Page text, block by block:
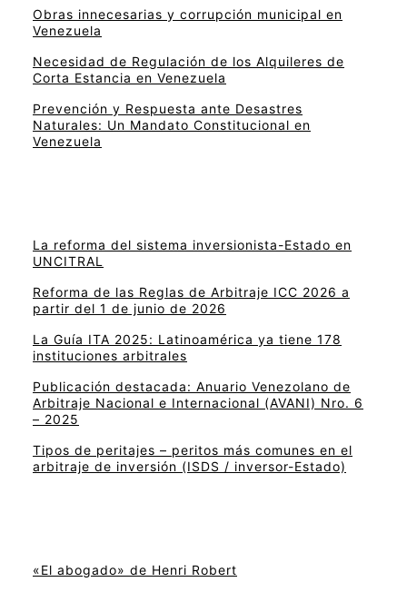
Obras innecesarias y corrupción municipal en
Venezuela
Necesidad de Regulación de los Alquileres de
Corta Estancia en Venezuela
Prevención y Respuesta ante Desastres
Naturales: Un Mandato Constitucional en
Venezuela
La reforma del sistema inversionista-Estado en
UNCITRAL
Reforma de las Reglas de Arbitraje ICC 2026 a
partir del 1 de junio de 2026
La Guía ITA 2025: Latinoamérica ya tiene 178
instituciones arbitrales
Publicación destacada: Anuario Venezolano de
Arbitraje Nacional e Internacional (AVANI) Nro. 6
– 2025
Tipos de peritajes – peritos más comunes en el
arbitraje de inversión (ISDS / inversor-Estado)
«El abogado» de Henri Robert